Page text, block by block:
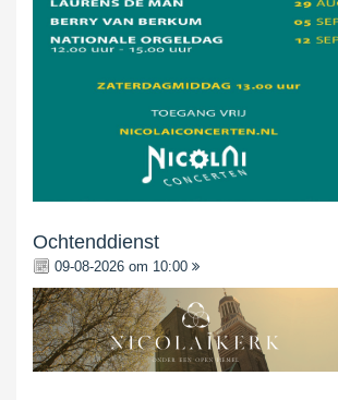
Ochtenddienst
09-08-2026 om 10:00